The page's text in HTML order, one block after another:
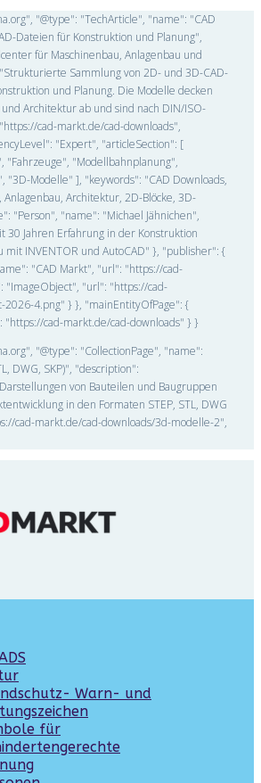
"@type": "TechArticle", "name": "CAD
Dateien für Konstruktion und Planung",
für Maschinenbau, Anlagenbau und
Sammlung von 2D- und 3D-CAD-
und Planung. Die Modelle decken
Architektur ab und sind nach DIN/ISO-
cad-markt.de/cad-downloads",
"Expert", "articleSection": [
"Fahrzeuge", "Modellbahnplanung",
"3D-Modelle" ], "keywords": "CAD Downloads,
Anlagenbau, Architektur, 2D-Blöcke, 3D-
"Person", "name": "Michael Jähnichen",
Jahren Erfahrung in der Konstruktion
mit INVENTOR und AutoCAD" }, "publisher": {
"CAD Markt", "url": "https://cad-
"ImageObject", "url": "https://cad-
4.png" } }, "mainEntityOfPage": {
"https://cad-markt.de/cad-downloads" } }
"@type": "CollectionPage", "name":
DWG, SKP)", "description":
von Bauteilen und Baugruppen
in den Formaten STEP, STL, DWG
cad-markt.de/cad-downloads/3d-modelle-2",
Warn- und
für